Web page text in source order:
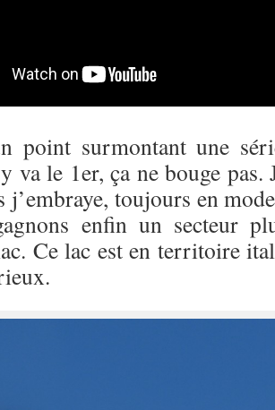
point surmontant une
va le 1er, ça ne bouge pas.
j’embraye, toujours en
enfin un secteur
Ce lac est en territoire